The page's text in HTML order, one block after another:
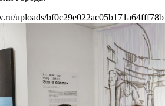
uploads/